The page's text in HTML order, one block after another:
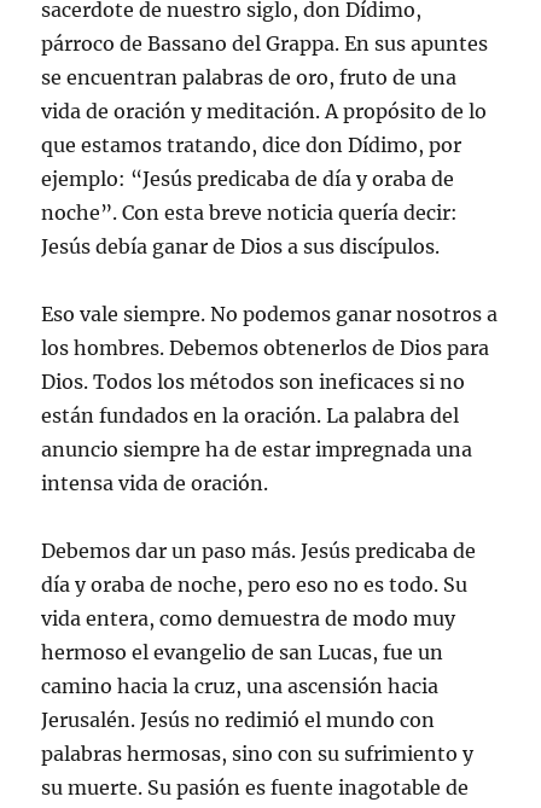
sacerdote de nuestro siglo, don Dídimo,
párroco de Bassano del Grappa. En sus apuntes
se encuentran palabras de oro, fruto de una
vida de oración y meditación. A propósito de lo
que estamos tratando, dice don Dídimo, por
ejemplo: “Jesús predicaba de día y oraba de
noche”. Con esta breve noticia quería decir:
Jesús debía ganar de Dios a sus discípulos.
Eso vale siempre. No podemos ganar nosotros a
los hombres. Debemos obtenerlos de Dios para
Dios. Todos los métodos son ineficaces si no
están fundados en la oración. La palabra del
anuncio siempre ha de estar impregnada una
intensa vida de oración.
Debemos dar un paso más. Jesús predicaba de
día y oraba de noche, pero eso no es todo. Su
vida entera, como demuestra de modo muy
hermoso el evangelio de san Lucas, fue un
camino hacia la cruz, una ascensión hacia
Jerusalén. Jesús no redimió el mundo con
palabras hermosas, sino con su sufrimiento y
su muerte. Su pasión es fuente inagotable de